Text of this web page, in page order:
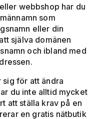
webbshop har du
som
eller din
själva domänen
och ibland med
sig för att ändra
du inte alltid mycket
att ställa krav på en
en gratis nätbutik